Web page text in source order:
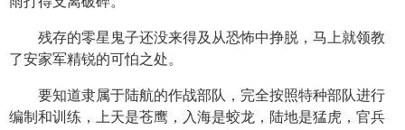
残存的零星鬼子还没来得及从恐怖中挣脱，马上就领教
了安家军精锐的可怕之处。
要知道隶属于陆航的作战部队，完全按照特种部队进行
编制和训练，上天是苍鹰，入海是蛟龙，陆地是猛虎，官兵